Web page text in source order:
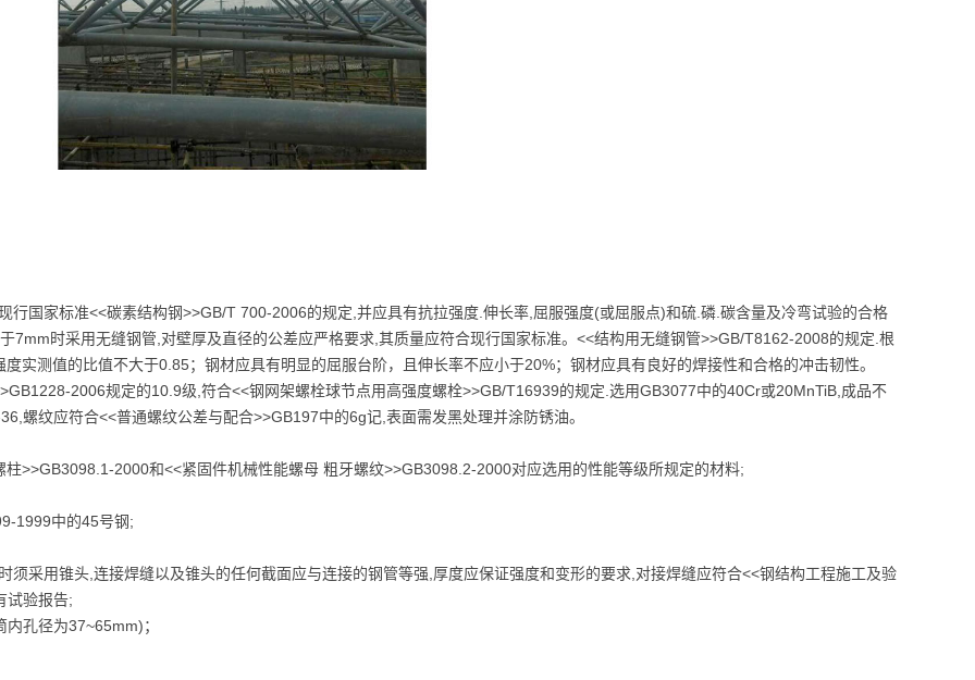
国家标准<<碳素结构钢>>GB/T 700-2006的规定,并应具有抗拉强度.伸长率,屈服强度(或屈服点)和硫.磷.碳含量及冷弯试验的合格
7mm时采用无缝钢管,对壁厚及直径的公差应严格要求,其质量应符合现行国家标准。<<结构用无缝钢管>>GB/T8162-2008的规定.根
实测值的比值不大于0.85；钢材应具有明显的屈服台阶，且伸长率不应小于20%；钢材应具有良好的焊接性和合格的冲击韧性。
2006规定的10.9级,符合<<钢网架螺栓球节点用高强度螺栓>>GB/T16939的规定.选用GB3077中的40Cr或20MnTiB,成品不
螺纹应符合<<普通螺纹公差与配合>>GB197中的6g记,表面需发黑处理并涂防锈油。
2000和<<紧固件机械性能螺母 粗牙螺纹>>GB3098.2-2000对应选用的性能等级所规定的材料;
1999中的45号钢;
用锥头,连接焊缝以及锥头的任何截面应与连接的钢管等强,厚度应保证强度和变形的要求,对接焊缝应符合<<钢结构工程施工及验
试验报告;
孔径为37~65mm)；